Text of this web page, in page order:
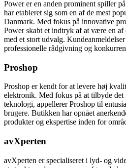
Power er en anden prominent spiller
har etableret sig som en af de mest
Danmark. Med fokus på innovative
Power skabt et indtryk af at være en af
med et stort udvalg.
professionelle rådgivning og
Proshop
Proshop er kendt for at levere høj
elektronik. Med fokus på at tilbyde det
teknologi, appellerer Proshop til
brugere. Butikken har opnået
produkter og ekspertise inden for
avXperten
avXperten er specialiseret i lyd- og